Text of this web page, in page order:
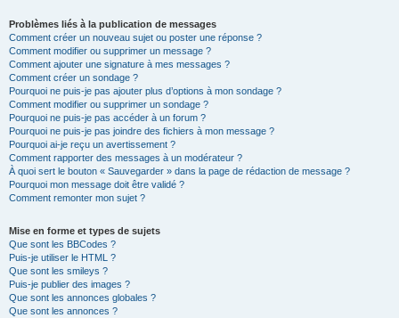
Problèmes liés à la publication de messages
Comment créer un nouveau sujet ou poster une réponse ?
Comment modifier ou supprimer un message ?
Comment ajouter une signature à mes messages ?
Comment créer un sondage ?
Pourquoi ne puis-je pas ajouter plus d’options à mon sondage ?
Comment modifier ou supprimer un sondage ?
Pourquoi ne puis-je pas accéder à un forum ?
Pourquoi ne puis-je pas joindre des fichiers à mon message ?
Pourquoi ai-je reçu un avertissement ?
Comment rapporter des messages à un modérateur ?
À quoi sert le bouton « Sauvegarder » dans la page de rédaction de message ?
Pourquoi mon message doit être validé ?
Comment remonter mon sujet ?
Mise en forme et types de sujets
Que sont les BBCodes ?
Puis-je utiliser le HTML ?
Que sont les smileys ?
Puis-je publier des images ?
Que sont les annonces globales ?
Que sont les annonces ?